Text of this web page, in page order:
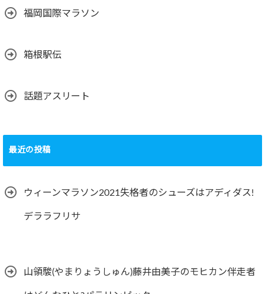
福岡国際マラソン
箱根駅伝
話題アスリート
最近の投稿
ウィーンマラソン2021失格者のシューズはアディダス!
デララフリサ
山領駿(やまりょうしゅん)藤井由美子のモヒカン伴走者